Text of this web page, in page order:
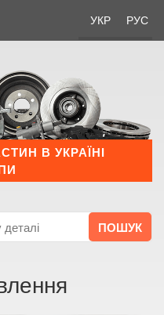
УКР РУС
В УКРАЇНІ